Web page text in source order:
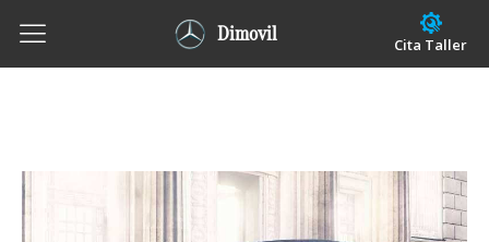
Dimovil Cita Taller